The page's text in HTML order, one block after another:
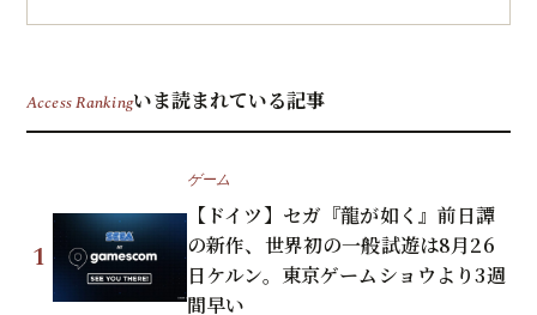
Access Rankingいま読まれている記事
1
ゲーム
【ドイツ】セガ『龍が如く』前日譚
の新作、世界初の一般試遊は8月26
日ケルン。東京ゲームショウより3週
間早い